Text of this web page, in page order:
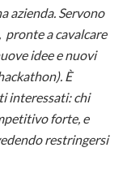
azienda. Servono
pronte a cavalcare
idee e nuovi
È
interessati: chi
forte, e
restringersi